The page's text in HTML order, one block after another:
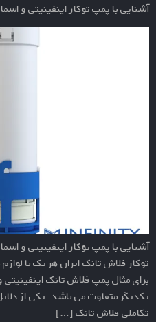
آشنایی با پمپ توکار اینفینیتی و
آشنایی با پمپ توکار اینفینیتی و
توکار فلاش تانک ایران هر یک با
برای مثال پمپ فلاش تانک
یکدیگر متفاوت می باشد. یکی از
تکاملی فلاش تانک […]